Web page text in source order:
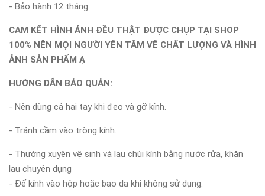
- Bảo hành 12 tháng
CAM KẾT HÌNH ẢNH ĐỀU THẬT ĐƯỢC CHỤP TẠI SHOP
100% NÊN MỌI NGƯỜI YÊN TÂM VÊ CHẤT LƯỢNG VÀ HÌNH
ẢNH SẢN PHẨM Ạ
HƯỚNG DẪN BẢO QUẢN:
- Nên dùng cả hai tay khi đeo và gỡ kính.
- Tránh cầm vào tròng kính.
- Thường xuyên vệ sinh và lau chùi kính bằng nước rửa, khăn
lau chuyên dụng
- Để kính vào hộp hoặc bao da khi không sử dụng.